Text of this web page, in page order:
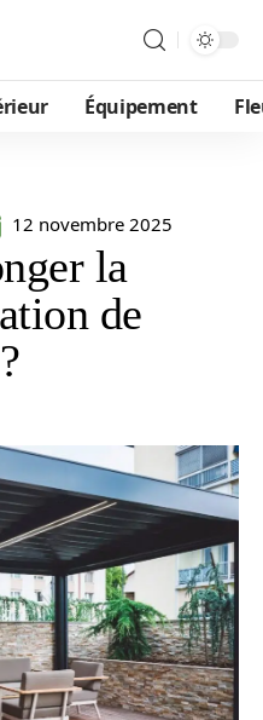
Équipement
12 novembre 2025
la
de